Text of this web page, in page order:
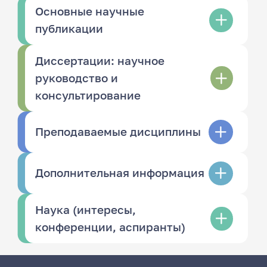
Основные научные
публикации
Диссертации: научное
руководство и
консультирование
Преподаваемые дисциплины
Дополнительная информация
Наука (интересы,
конференции, аспиранты)